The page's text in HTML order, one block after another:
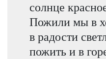
солнце
Пожили мы в
в радости
пожить и в